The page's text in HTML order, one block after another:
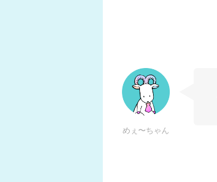
めぇ〜ちゃん